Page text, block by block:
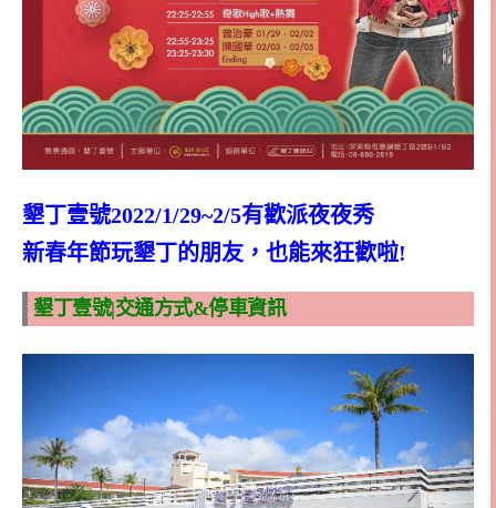
墾丁壹號2022/1/29~2/5有歡派夜夜秀
新春年節玩墾丁的朋友，也能來狂歡啦!
墾丁壹號|交通方式&停車資訊